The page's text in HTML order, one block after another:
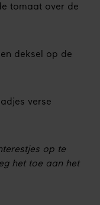
tomaat over de
deksel op de
verse
op te
het toe aan het